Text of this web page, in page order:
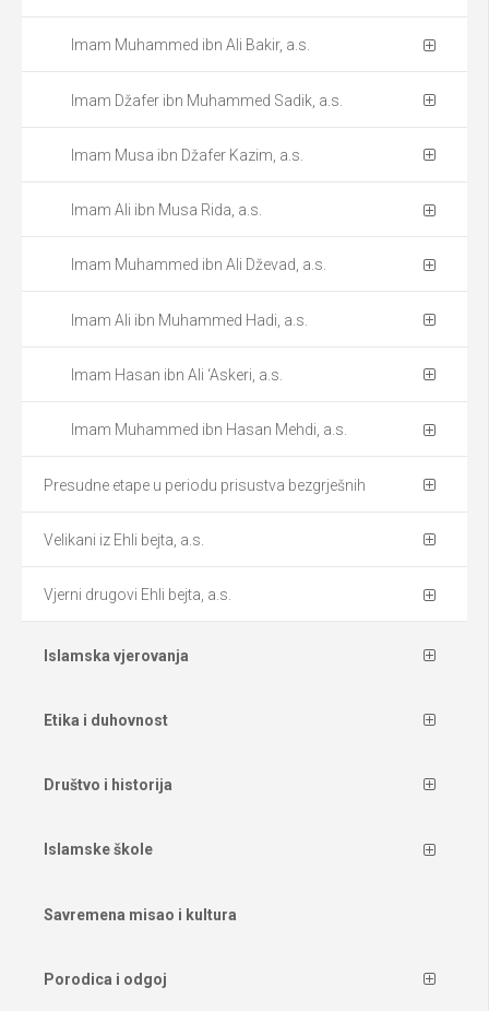
Imam Muhammed ibn Ali Bakir, a.s.
Imam Džafer ibn Muhammed Sadik, a.s.
Imam Musa ibn Džafer Kazim, a.s.
Imam Ali ibn Musa Rida, a.s.
Imam Muhammed ibn Ali Dževad, a.s.
Imam Ali ibn Muhammed Hadi, a.s.
Imam Hasan ibn Ali ‘Askeri, a.s.
Imam Muhammed ibn Hasan Mehdi, a.s.
Presudne etape u periodu prisustva bezgrješnih
Velikani iz Ehli bejta, a.s.
Vjerni drugovi Ehli bejta, a.s.
Islamska vjerovanja
Etika i duhovnost
Društvo i historija
Islamske škole
Savremena misao i kultura
Porodica i odgoj